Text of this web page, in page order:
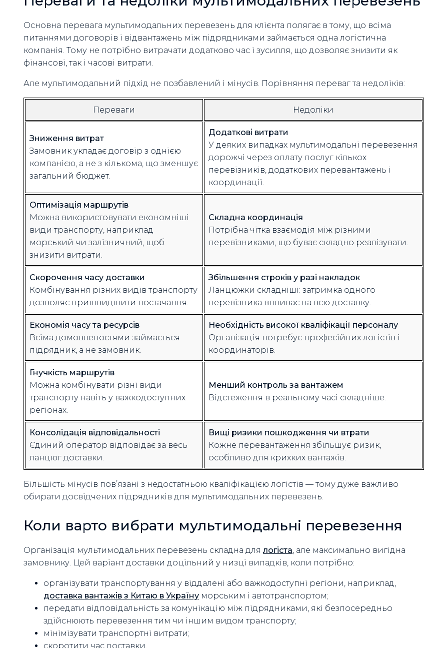
Основна перевага мультимодальних перевезень для клієнта полягає в тому, що всіма
питаннями договорів і відвантажень між підрядниками займається одна логістична
компанія. Тому не потрібно витрачати додатково час і зусилля, що дозволяє знизити як
фінансові, так і часові витрати.
Але мультимодальний підхід не позбавлений і мінусів. Порівняння переваг та недоліків:
Переваги Недоліки
Зниження витрат
Замовник укладає договір з однією
компанією, а не з кількома, що зменшує
загальний бюджет.
Додаткові витрати
У деяких випадках мультимодальні перевезення
дорожчі через оплату послуг кількох
перевізників, додаткових перевантажень і
координації.
Оптимізація маршрутів
Можна використовувати економніші
види транспорту, наприклад
морський чи залізничний, щоб
знизити витрати.
Складна координація
Потрібна чітка взаємодія між різними
перевізниками, що буває складно реалізувати.
Скорочення часу доставки
Комбінування різних видів транспорту
дозволяє пришвидшити постачання.
Збільшення строків у разі накладок
Ланцюжки складніші: затримка одного
перевізника впливає на всю доставку.
Економія часу та ресурсів
Всіма домовленостями займається
підрядник, а не замовник.
Необхідність високої кваліфікації персоналу
Організація потребує професійних логістів і
координаторів.
Гнучкість маршрутів
Можна комбінувати різні види
транспорту навіть у важкодоступних
регіонах.
Менший контроль за вантажем
Відстеження в реальному часі складніше.
Консолідація відповідальності
Єдиний оператор відповідає за весь
ланцюг доставки.
Вищі ризики пошкодження чи втрати
Кожне перевантаження збільшує ризик,
особливо для крихких вантажів.
Більшість мінусів пов’язані з недостатньою кваліфікацією логістів — тому дуже важливо
обирати досвідчених підрядників для мультимодальних перевезень.
Коли варто вибрати мультимодальні перевезення
Організація мультимодальних перевезень складна для логіста , але максимально вигідна
замовнику. Цей варіант доставки доцільний у низці випадків, коли потрібно:
організувати транспортування у віддалені або важкодоступні регіони, наприклад,
доставка вантажів з Китаю в Україну морським і автотранспортом;
передати відповідальність за комунікацію між підрядниками, які безпосередньо
здійснюють перевезення тим чи іншим видом транспорту;
мінімізувати транспортні витрати;
скоротити час доставки.